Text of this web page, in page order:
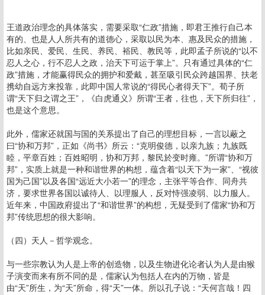
王道政治理念的具体落实，需要采取“仁政”措施，即君王推行自己本
有的、也是人人所共有的道德心，采取以民为本、惠及民众的措施，
比如亲民、爱民、生民、养民、裕民、教民等，此即孟子所说的“以不
忍人之心，行不忍人之政，治天下可运于掌上”。只有通过具体的“仁
政”措施，才能赢得民众的拥护和爱戴，甚至吸引民众跨越国界、扶老
携幼自远方来投靠，此即中国人常说的“得民心者得天下”。荀子所
谓“天下归之谓之王”，《白虎通义》所谓“王者，往也，天下所归往”，
也是这个意思。
此外，儒家还就国与国的关系提出了自己的理想目标，一言以蔽之
曰“协和万邦”，正如《尚书》所云：“克明俊德，以亲九族；九族既
睦，平章百姓；百姓昭明，协和万邦，黎民於变时雍。”所谓“协和万
邦”，实质上就是一种和谐世界的构想，蕴含着“以天下为一家”、“视彼
国为己国”以及各国“远近大小若一”的理念，主张平等合作、同舟共
济，要求世界各国以诚待人、以理服人，反对恃强凌弱、以力服人。
近年来，中国政府提出了“和谐世界”的构想，无疑受到了儒家“协和万
邦”传统思想的很大影响。
（四）天人－哲学观念。
与一些宗教认为人是上帝的创造物，以及生物进化论者认为人是由猴
子演变而来有所不同的是，儒家认为包括人在内的万物，皆是
由“天”所生，为“天”所命，得“天”一体。所以孔子说：“天何言哉！四